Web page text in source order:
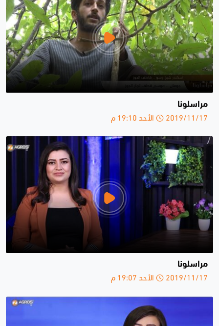
مراسلونا
2019/11/17 الأحد 19:10 م
مراسلونا
2019/11/17 الأحد 19:07 م